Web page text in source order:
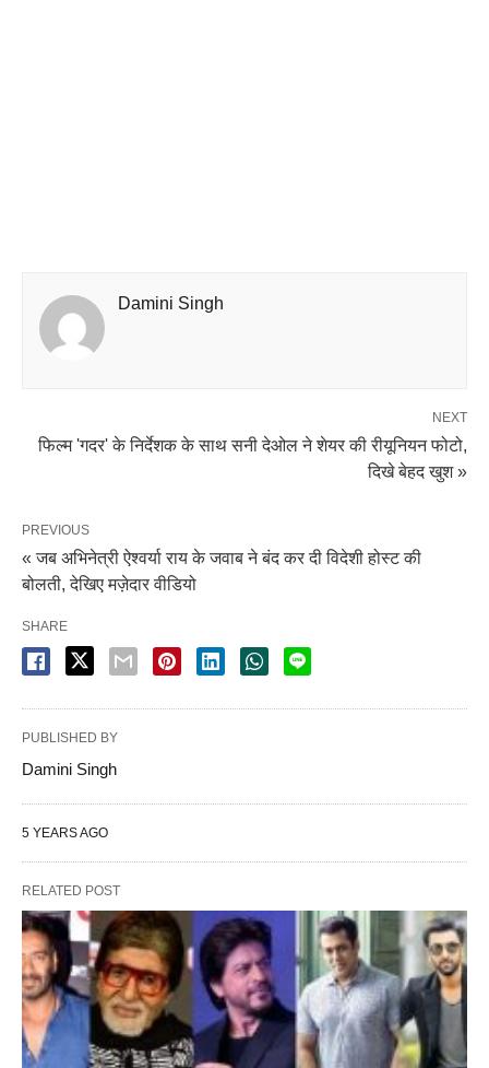
Damini Singh
NEXT
फिल्म 'गदर' के निर्देशक के साथ सनी देओल ने शेयर की रीयूनियन फोटो,
दिखे बेहद खुश »
PREVIOUS
« जब अभिनेत्री ऐश्वर्या राय के जवाब ने बंद कर दी विदेशी होस्ट की
बोलती, देखिए मज़ेदार वीडियो
SHARE
PUBLISHED BY
Damini Singh
5 YEARS AGO
RELATED POST